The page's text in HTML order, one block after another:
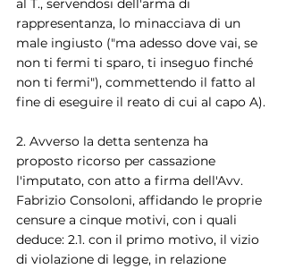
al T., servendosi dell'arma di
rappresentanza, lo minacciava di un
male ingiusto ("ma adesso dove vai, se
non ti fermi ti sparo, ti inseguo finché
non ti fermi"), commettendo il fatto al
fine di eseguire il reato di cui al capo A).
2. Avverso la detta sentenza ha
proposto ricorso per cassazione
l'imputato, con atto a firma dell'Avv.
Fabrizio Consoloni, affidando le proprie
censure a cinque motivi, con i quali
deduce: 2.1. con il primo motivo, il vizio
di violazione di legge, in relazione